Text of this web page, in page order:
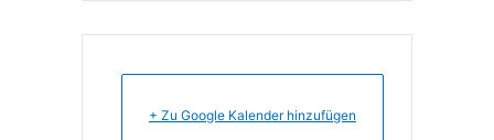
+ Zu Google Kalender hinzufügen